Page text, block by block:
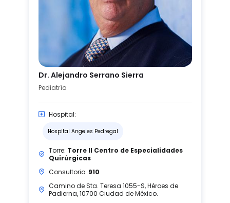
Dr. Alejandro Serrano Sierra
Pediatría
Hospital:
Hospital Angeles Pedregal
Torre: Torre II Centro de Especialidades
Quirúrgicas
Consultorio: 910
Camino de Sta. Teresa 1055-S, Héroes de
Padierna, 10700 Ciudad de México.